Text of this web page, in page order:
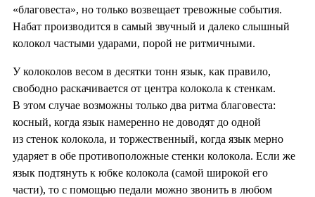
«благовеста», но только возвещает тревожные события.
Набат производится в самый звучный и далеко слышный
колокол частыми ударами, порой не ритмичными.
У колоколов весом в десятки тонн язык, как правило,
свободно раскачивается от центра колокола к стенкам.
В этом случае возможны только два ритма благовеста:
косный, когда язык намеренно не доводят до одной
из стенок колокола, и торжественный, когда язык мерно
ударяет в обе противоположные стенки колокола. Если же
язык подтянуть к юбке колокола (самой широкой его
части), то с помощью педали можно звонить в любом